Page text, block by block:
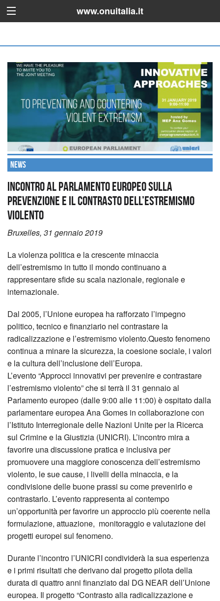
www.onuitalia.it
News
Incontro al Parlamento europeo sulla
prevenzione e il contrasto dell’estremismo
violento
Bruxelles, 31 gennaio 2019
La violenza politica e la crescente minaccia
dell’estremismo in tutto il mondo continuano a
rappresentare sfide su scala nazionale, regionale e
internazionale.
Dal 2005, l’Unione europea ha rafforzato l’impegno
politico, tecnico e finanziario nel contrastare la
radicalizzazione e l’estremismo violento.Questo fenomeno
continua a minare la sicurezza, la coesione sociale, i valori
e la cultura dell’inclusione dell’Europa.
L’evento “Approcci innovativi per prevenire e contrastare
l’estremismo violento” che si terrà il 31 gennaio al
Parlamento europeo (dalle 9:00 alle 11:00) è ospitato dalla
parlamentare europea Ana Gomes in collaborazione con
l’Istituto Interregionale delle Nazioni Unite per la Ricerca
sul Crimine e la Giustizia (UNICRI). L’incontro mira a
favorire una discussione pratica e inclusiva per
promuovere una maggiore conoscenza dell’estremismo
violento, le sue cause, i livelli della minaccia, e la
condivisione delle buone prassi su come prevenirlo e
contrastarlo. L’evento rappresenta al contempo
un’opportunità per favorire un approccio più coerente nella
formulazione, attuazione, monitoraggio e valutazione dei
progetti europei sul fenomeno.
Durante l’incontro l’UNICRI condividerà la sua esperienza
e i primi risultati che derivano dal progetto pilota della
durata di quattro anni finanziato dal DG NEAR dell’Unione
europea. Il progetto “Contrasto alla radicalizzazione e